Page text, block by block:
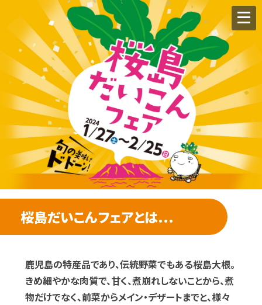
桜島だいこんフェアとは...
鹿児島の特産品であり、伝統野菜でもある桜島大根。
きめ細やかな肉質で、甘く、煮崩れしないことから、煮
物だけでなく、前菜からメイン・デザートまでと、様々